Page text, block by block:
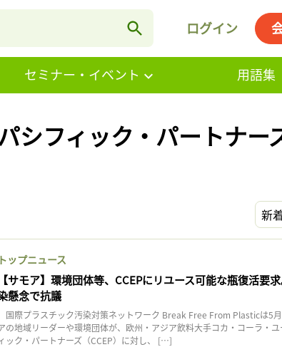
ログイン
セミナー・イベント 用語集
シフィック・パートナー
新
トップニュース
【サモア】環境団体等、CCEPにリユース可能な瓶復活要
懸念で抗議
国際プラスチック汚染対策ネットワーク Break Free From Plasticは5
の地域リーダーや環境団体が、欧州・アジア飲料大手コカ・コーラ・ユ
ック・パートナーズ（CCEP）に対し、 […]